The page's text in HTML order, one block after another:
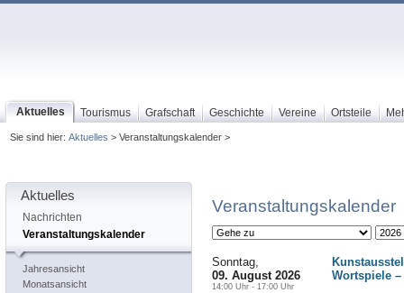
Aktuelles Tourismus Grafschaft Geschichte Vereine Ortsteile
Sie sind hier: Aktuelles > Veranstaltungskalender >
Aktuelles
Nachrichten
Veranstaltungskalender
Jahresansicht
Monatsansicht
Veranstaltungskalender
Sonntag,
09. August 2026
14:00 Uhr - 17:00 Uhr
Wortspiele